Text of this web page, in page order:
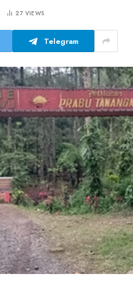
27VIEWS
Telegram